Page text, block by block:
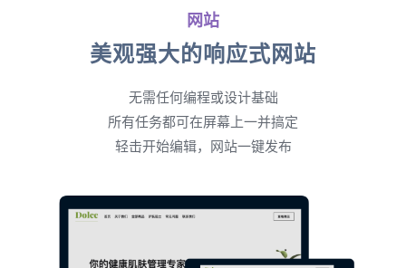
网站
美观强大的响应式网站
无需任何编程或设计基础
所有任务都可在屏幕上一并搞定
轻击开始编辑，网站一键发布